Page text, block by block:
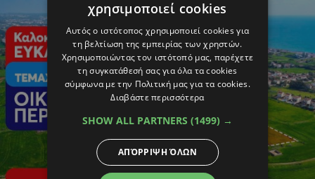
χρησιμοποιεί cookies
Αυτός ο ιστότοπος χρησιμοποιεί cookies για
τη βελτίωση της εμπειρίας των χρηστών.
Χρησιμοποιώντας τον ιστότοπό μας, παρέχετε
τη συγκατάθεσή σας για όλα τα cookies
σύμφωνα με την Πολιτική μας για τα cookies.
Διαβάστε περισσότερα
SHOW ALL PARTNERS (1499) →
ΑΠΌΡΡΙΨΗ ΌΛΩΝ